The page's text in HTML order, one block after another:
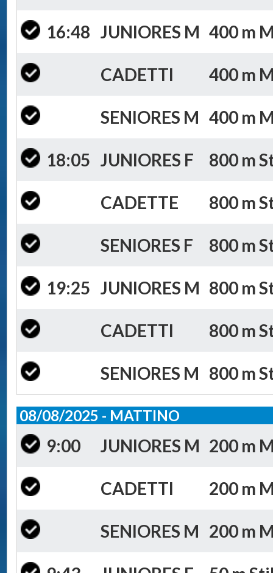
16:48 JUNIORES M 400 m
CADETTI 400 m
SENIORES M 400 m
18:05 JUNIORES F 800 m
CADETTE 800 m
SENIORES F 800 m
19:25 JUNIORES M 800 m
CADETTI 800 m
SENIORES M 800 m
08/08/2025 - MATTINO
9:00 JUNIORES M 200 m
CADETTI 200 m
SENIORES M 200 m